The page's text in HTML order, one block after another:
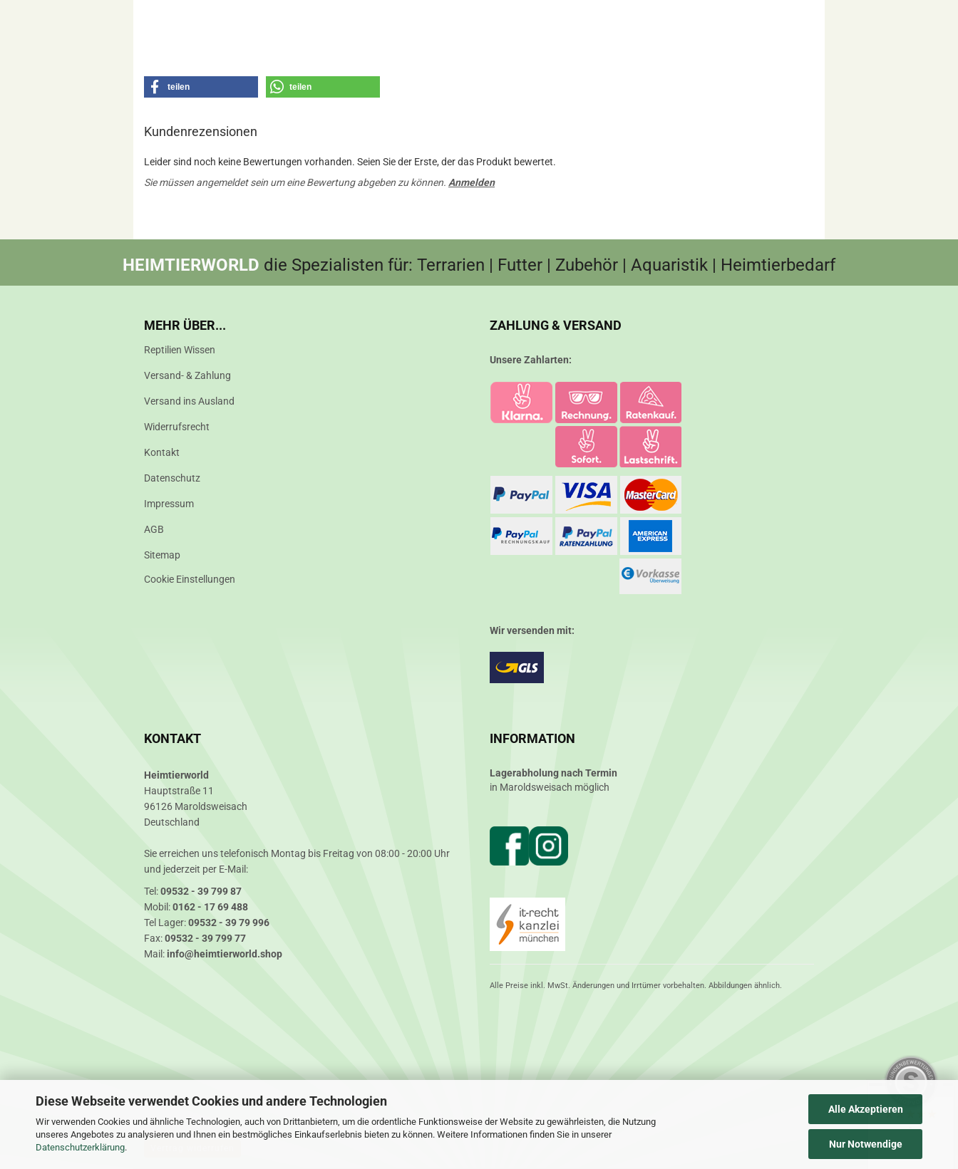
Diese Webseite verwendet Cookies und andere Technologien
Wir verwenden Cookies und ähnliche Technologien, auch von Drittanbietern, um die ordentliche Funktionsweise der Website zu gewährleisten, die Nutzung
unseres Angebotes zu analysieren und Ihnen ein bestmögliches Einkaufserlebnis bieten zu können. Weitere Informationen finden Sie in unserer
Datenschutzerklärung.
Alle Akzeptieren
Nur Notwendige
teilen teilen
Kundenrezensionen
Leider sind noch keine Bewertungen vorhanden. Seien Sie der Erste, der das Produkt bewertet.
Sie müssen angemeldet sein um eine Bewertung abgeben zu können. Anmelden
HEIMTIERWORLD die Spezialisten für: Terrarien | Futter | Zubehör | Aquaristik | Heimtierbedarf
MEHR ÜBER...
Reptilien Wissen
Versand- & Zahlung
Versand ins Ausland
Widerrufsrecht
Kontakt
Datenschutz
Impressum
AGB
Sitemap
Cookie Einstellungen
ZAHLUNG & VERSAND
Unsere Zahlarten:
Wir versenden mit:
KONTAKT
Heimtierworld
Hauptstraße 11
96126 Maroldsweisach
Deutschland
Sie erreichen uns telefonisch Montag bis Freitag von 08:00 - 20:00 Uhr
und jederzeit per E-Mail:
Tel:09532 - 39 799 87
Mobil:0162 - 17 69 488
Tel Lager:09532 - 39 79 996
Fax:09532 - 39 799 77
Mail: info@heimtierworld.shop
INFORMATION
Lagerabholung nach Termin
in Maroldsweisach möglich
Alle Preise inkl. MwSt. Änderungen und Irrtümer vorbehalten. Abbildungen ähnlich.
-